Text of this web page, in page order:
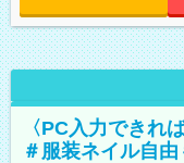
〈PC入力できれ
＃服装ネイル自